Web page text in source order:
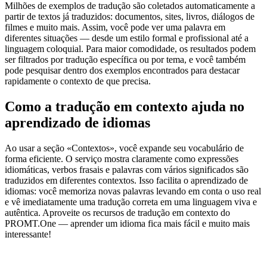
Milhões de exemplos de tradução são coletados automaticamente a
partir de textos já traduzidos: documentos, sites, livros, diálogos de
filmes e muito mais. Assim, você pode ver uma palavra em
diferentes situações — desde um estilo formal e profissional até a
linguagem coloquial. Para maior comodidade, os resultados podem
ser filtrados por tradução específica ou por tema, e você também
pode pesquisar dentro dos exemplos encontrados para destacar
rapidamente o contexto de que precisa.
Como a tradução em contexto ajuda no
aprendizado de idiomas
Ao usar a seção «Contextos», você expande seu vocabulário de
forma eficiente. O serviço mostra claramente como expressões
idiomáticas, verbos frasais e palavras com vários significados são
traduzidos em diferentes contextos. Isso facilita o aprendizado de
idiomas: você memoriza novas palavras levando em conta o uso real
e vê imediatamente uma tradução correta em uma linguagem viva e
autêntica. Aproveite os recursos de tradução em contexto do
PROMT.One — aprender um idioma fica mais fácil e muito mais
interessante!